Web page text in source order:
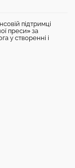
підтримці
преси» за
у створенні і